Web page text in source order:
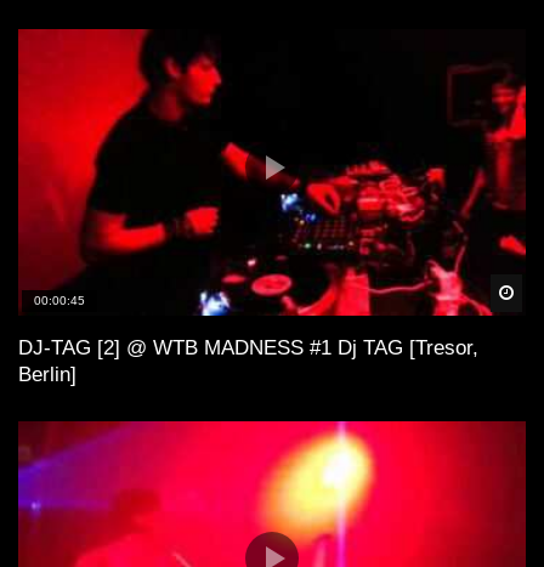
00:00:45
DJ-TAG [2] @ WTB MADNESS #1 Dj TAG [Tresor,
Berlin]